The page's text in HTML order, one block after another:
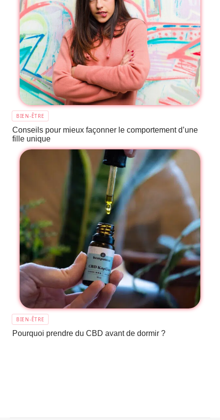
BIEN-ÊTRE
Conseils pour mieux façonner le comportement d’une
fille unique
BIEN-ÊTRE
Pourquoi prendre du CBD avant de dormir ?